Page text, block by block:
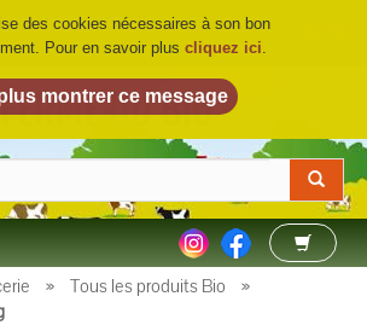
DU BIO©
» Tous les produits Bio
»
des cookies nécessaires à son bon
Pour en savoir plus cliquez ici.